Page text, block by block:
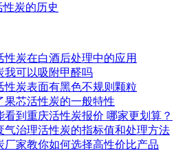
炭的历史
性炭在白酒后处理中的应用
我可以吸附甲醛吗
性炭表面有黑色不规则颗粒
果芯活性炭的一般特性
看到重庆活性炭报价 哪家更划算？
气治理活性炭的指标值和处理方法
厂家教你如何选择高性价比产品